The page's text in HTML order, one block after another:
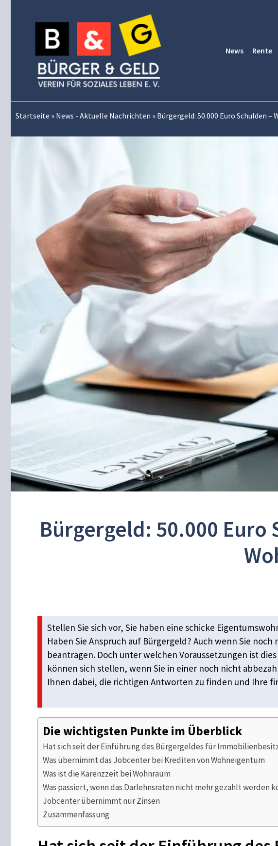
News Rente
Startseite » News - Aktuelle Nachrichten » Bürgergeld: 50.000 Euro Schulden
Bürgergeld: 50.000 Euro
Stellen Sie sich vor, Sie haben eine schicke
Haben Sie Anspruch auf Bürgergeld? Auch wenn Sie
beantragen. Doch unter welchen Voraussetzungen ist
können sich stellen, wenn Sie in einer noch nicht
Ihnen dabei, die richtigen Antworten zu finden und Ihre
Die wichtigsten Punkte im Überblick
Hat sich seit der Einführung des Bürgergeldes für
Was übernimmt das Jobcenter bei Krediten von Wohneigentum
Was ist die Karenzzeit bei Wohnraum
Was passiert, wenn das Darlehnsraten nicht mehr gezahlt werden
Jobcenter übernimmt nur Zinsen
Zusammenfassung